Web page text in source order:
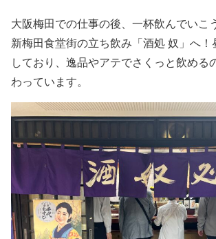
大阪梅田での仕事の後、一杯飲んでいこ
新梅田食堂街の立ち飲み「酒処 奴」へ！
しており、逸品やアテでさくっと飲める
わっています。